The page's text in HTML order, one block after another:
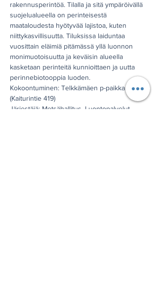
rakennusperintöä. Tilalla ja sitä ympäröivällä
suojelualueella on perinteisestä
maataloudesta hyötyvää lajistoa, kuten
niittykasvillisuutta. Tiluksissa laiduntaa
vuosittain eläimiä pitämässä yllä luonnon
monimuotoisuutta ja keväisin alueella
kasketaan perinteitä kunnioittaen ja uutta
perinnebiotooppia luoden.
Kokoontuminen: Telkkämäen p-paikka
(Kaiturintie 419)
Järjestäjä: Metsähallitus, Luontopalvelut